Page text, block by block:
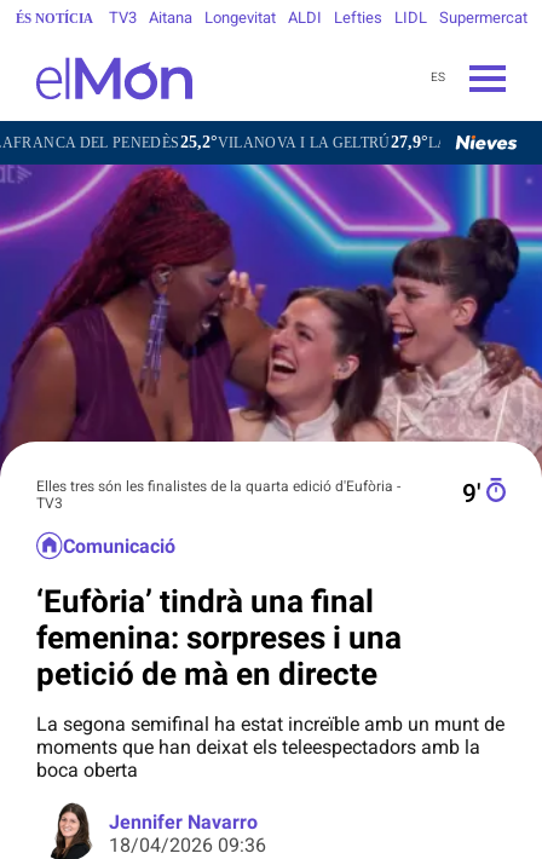
ÉS NOTÍCIA TV3 Aitana Longevitat ALDI Lefties LIDL Supermercat
ES
25,2°VILANOVA I LA GELTRÚ27,9°LA SEU D'URGELL20,3°
Elles tres són les finalistes de la quarta edició d'Eufòria -
TV3
9′
Comunicació
‘Eufòria’ tindrà una final
femenina: sorpreses i una
petició de mà en directe
La segona semifinal ha estat increïble amb un munt de
moments que han deixat els teleespectadors amb la
boca oberta
Jennifer Navarro
18/04/2026 09:36